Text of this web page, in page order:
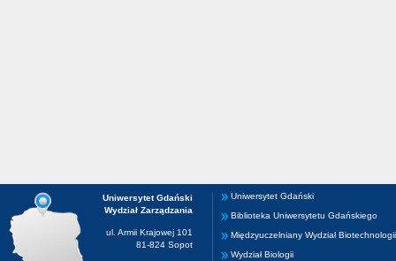
Uniwersytet Gdański
Wydział Zarządzania
ul. Armii Krajowej 101
81-824 Sopot
Uniwersytet Gdański
Biblioteka Uniwersytetu Gdańskiego
Międzyuczelniany Wydział Biotechnologii
Wydział Biologii